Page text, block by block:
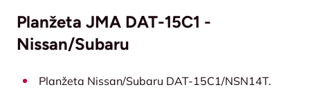
Planžeta JMA DAT-15C1 -
Nissan/Subaru
Planžeta Nissan/Subaru DAT-15C1/NSN14T.